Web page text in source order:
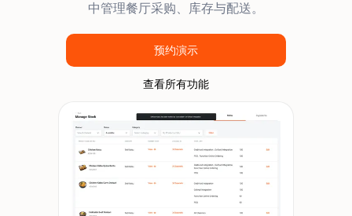
中管理餐厅采购、库存与配送。
预约演示
查看所有功能